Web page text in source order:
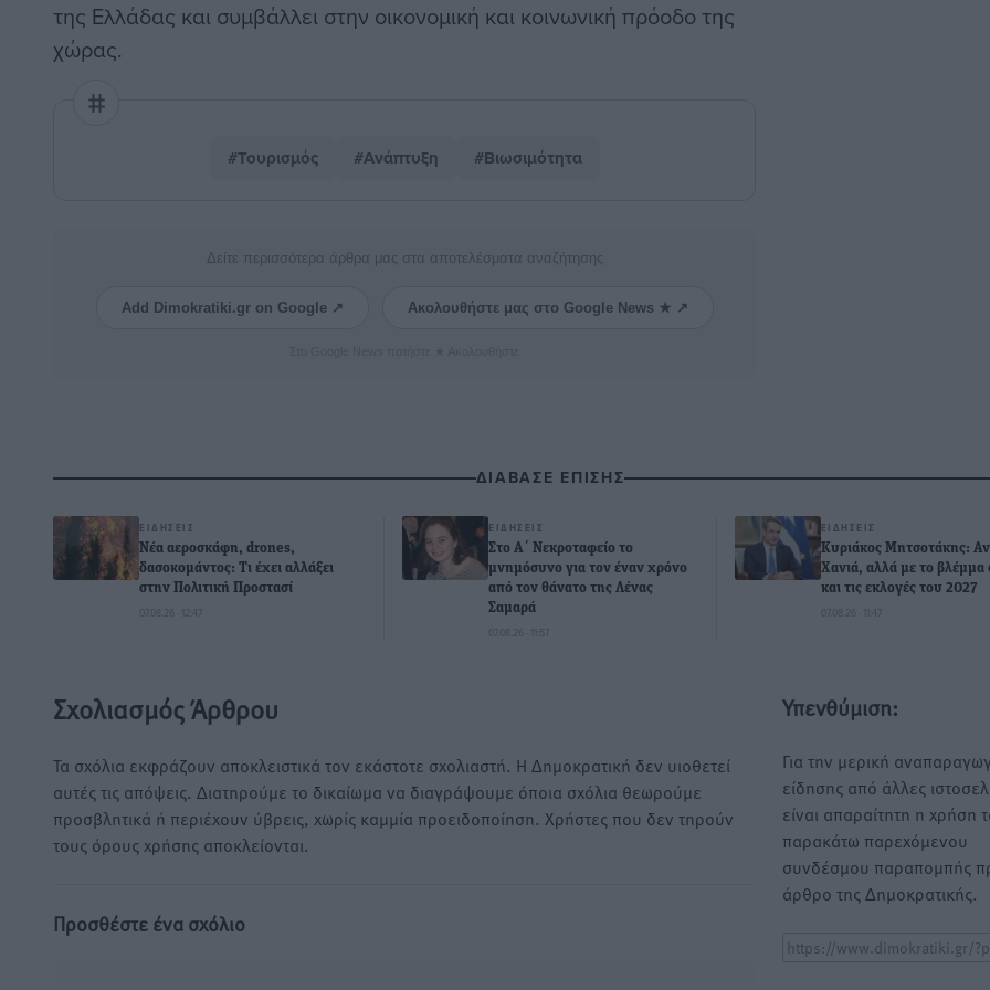
της Ελλάδας και συμβάλλει στην οικονομική και κοινωνική πρόοδο της
χώρας.
#Τουρισμός #Ανάπτυξη #Βιωσιμότητα
Δείτε περισσότερα άρθρα μας στα αποτελέσματα αναζήτησης
Add Dimokratiki.gr on Google ↗ Ακολουθήστε μας στο Google News ★ ↗
ΔΙΑΒΑΣΕ ΕΠΙΣΗΣ
ΕΙΔΉΣΕΙΣ
Νέα αεροσκάφη, drones,
δασοκομάντος: Τι έχει αλλάξει
στην Πολιτική Προστασί
07.08.26 · 12:47
ΕΙΔΉΣΕΙΣ
Στο Α΄ Νεκροταφείο το
μνημόσυνο για τον έναν χρόνο
από τον θάνατο της Λένας
Σαμαρά
07.08.26 · 11:57
ΕΙΔΉΣΕΙΣ
Κυριάκος Μητσοτάκης:
Χανιά, αλλά με το βλέμμα
και τις εκλογές του 2027
07.08.26 · 11:47
Σχολιασμός Άρθρου
Τα σχόλια εκφράζουν αποκλειστικά τον εκάστοτε σχολιαστή. Η Δημοκρατική δεν υιοθετεί
αυτές τις απόψεις. Διατηρούμε το δικαίωμα να διαγράψουμε όποια σχόλια θεωρούμε
προσβλητικά ή περιέχουν ύβρεις, χωρίς καμμία προειδοποίηση. Χρήστες που δεν τηρούν
τους όρους χρήσης αποκλείονται.
Προσθέστε ένα σχόλιο
Υπενθύμιση:
Για την μερική
είδησης από άλλες
είναι απαραίτητη η χρήση
παρακάτω παρεχόμενου
συνδέσμου παραπομπής
άρθρο της Δημοκρατικής.